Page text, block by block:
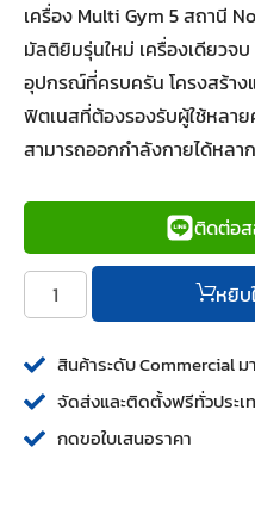
เครื่อง Multi Gym 5 สถานี
มัลติยิมรุ่นใหม่ เครื่องเดียวจ
อุปกรณ์ที่ครบครัน โครงสร้าง
ฟิตเนสที่ต้องรองรับผู้ใช้หลา
สามารถออกกำลังกายได้หลา
ติดต่อส
หยิบ
สินค้าระดับ Commercial
จัดส่งและติดตั้งฟรีทั่วประเ
กดขอใบเสนอราคา